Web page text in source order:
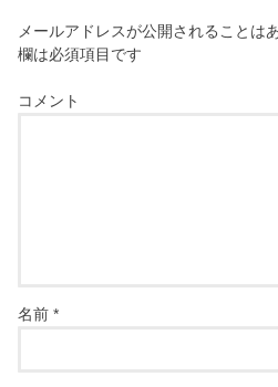
メールアドレスが公開されることは
欄は必須項目です
コメント
名前*